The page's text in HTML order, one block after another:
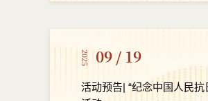
2025 09 / 19
活动预告| “纪念中国人民